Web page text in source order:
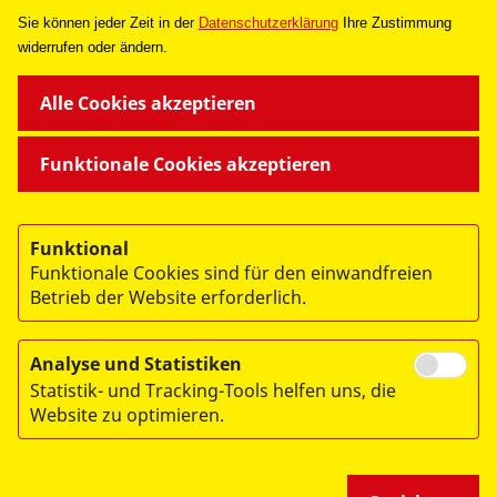
UNSERE ANGEBOTE
© 2026 ASB Frankfurt
Impressum
Sie können jeder Zeit in der Datenschutzerklärung
Ihre Zustimmung
widerrufen oder ändern.
Funktionale Cookies akzeptieren
Alle Cookies akzeptieren
Funktional
Funktionale Cookies sind für den einwandfreien
Betrieb der Website erforderlich.
Analyse und Statistiken
Statistik- und Tracking-Tools helfen uns, die
Website zu optimieren.